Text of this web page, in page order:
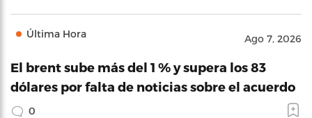
Última Hora Ago 7, 2026
El brent sube más del 1 % y supera los 83
dólares por falta de noticias sobre el acuerdo
0